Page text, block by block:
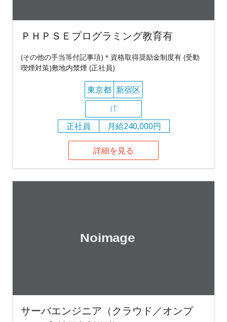
ＰＨＰＳＥプログラミング教育有
(その他の手当等付記事項)＊資格取得奨励金制度有 (受動
喫煙対策)敷地内禁煙 (正社員)
東京都 新宿区
IT
正社員
月給240,000円
詳細を見る
サーバエンジニア（クラウド／オンプ